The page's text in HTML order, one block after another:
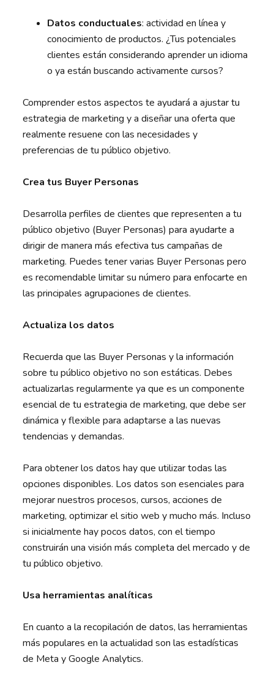
Datos conductuales: actividad en línea y
conocimiento de productos. ¿Tus potenciales
clientes están considerando aprender un idioma
o ya están buscando activamente cursos?
Comprender estos aspectos te ayudará a ajustar tu
estrategia de marketing y a diseñar una oferta que
realmente resuene con las necesidades y
preferencias de tu público objetivo.
Crea tus Buyer Personas
Desarrolla perfiles de clientes que representen a tu
público objetivo (Buyer Personas) para ayudarte a
dirigir de manera más efectiva tus campañas de
marketing. Puedes tener varias Buyer Personas pero
es recomendable limitar su número para enfocarte en
las principales agrupaciones de clientes.
Actualiza los datos
Recuerda que las Buyer Personas y la información
sobre tu público objetivo no son estáticas. Debes
actualizarlas regularmente ya que es un componente
esencial de tu estrategia de marketing, que debe ser
dinámica y flexible para adaptarse a las nuevas
tendencias y demandas.
Para obtener los datos hay que utilizar todas las
opciones disponibles. Los datos son esenciales para
mejorar nuestros procesos, cursos, acciones de
marketing, optimizar el sitio web y mucho más. Incluso
si inicialmente hay pocos datos, con el tiempo
construirán una visión más completa del mercado y de
tu público objetivo.
Usa herramientas analíticas
En cuanto a la recopilación de datos, las herramientas
más populares en la actualidad son las estadísticas
de Meta y Google Analytics.